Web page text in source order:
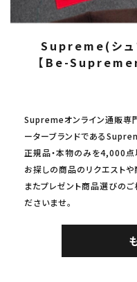
Supreme(シュ
【Be-
Supremeオンライン通販専
ーターブランドである
正規品・本物のみを4,000点
お探しの商品のリクエスト
またプレゼント商品選びの
ださいませ。